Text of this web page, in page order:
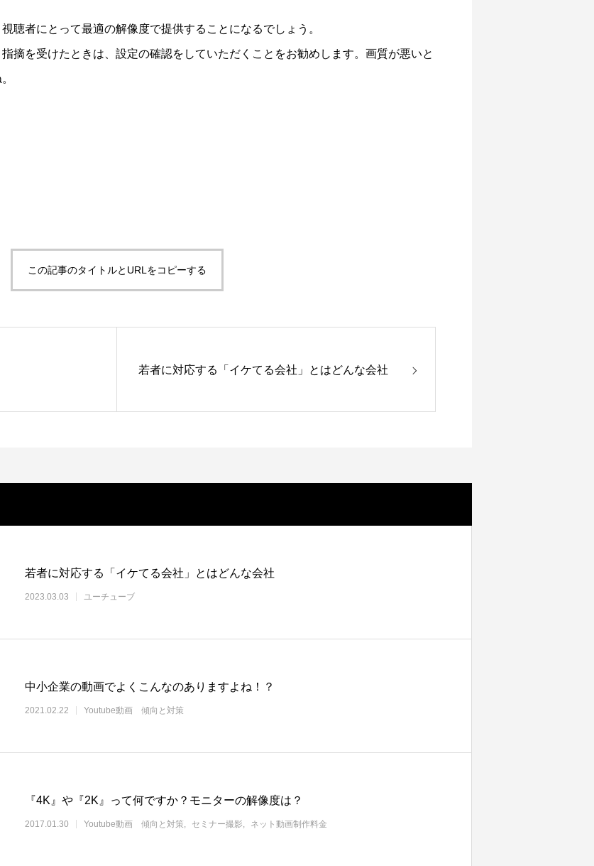
聴者にとって最適の解像度で提供することになるでしょう。
摘を受けたときは、設定の確認をしていただくことをお勧めします。画質が悪いと
この記事のタイトルとURLをコピーする
若者に対応する「イケてる会社」とはどんな会社
若者に対応する「イケてる会社」とはどんな会社
2023.03.03 ユーチューブ
中小企業の動画でよくこんなのありますよね！？
2021.02.22 Youtube動画 傾向と対策
『4K』や『2K』って何ですか？モニターの解像度は？
2017.01.30 Youtube動画 傾向と対策 セミナー撮影 ネット動画制作料金